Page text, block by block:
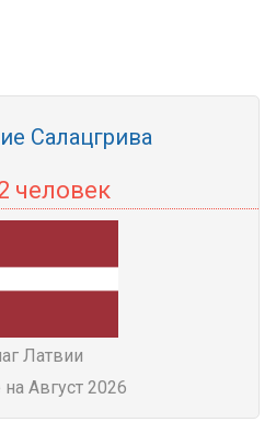
Салацгрива
человек
Латвии
Август 2026